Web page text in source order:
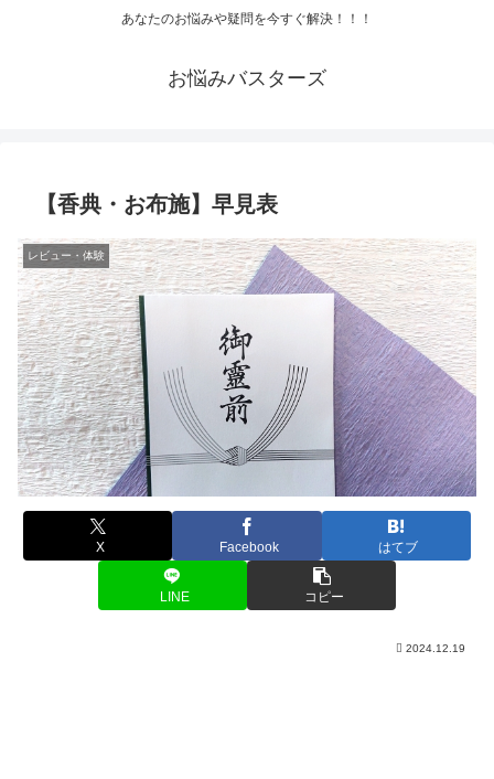
あなたのお悩みや疑問を今すぐ解決！！！
お悩みバスターズ
【香典・お布施】早見表
レビュー・体験
X Facebook はてブ
LINE コピー
2024.12.19